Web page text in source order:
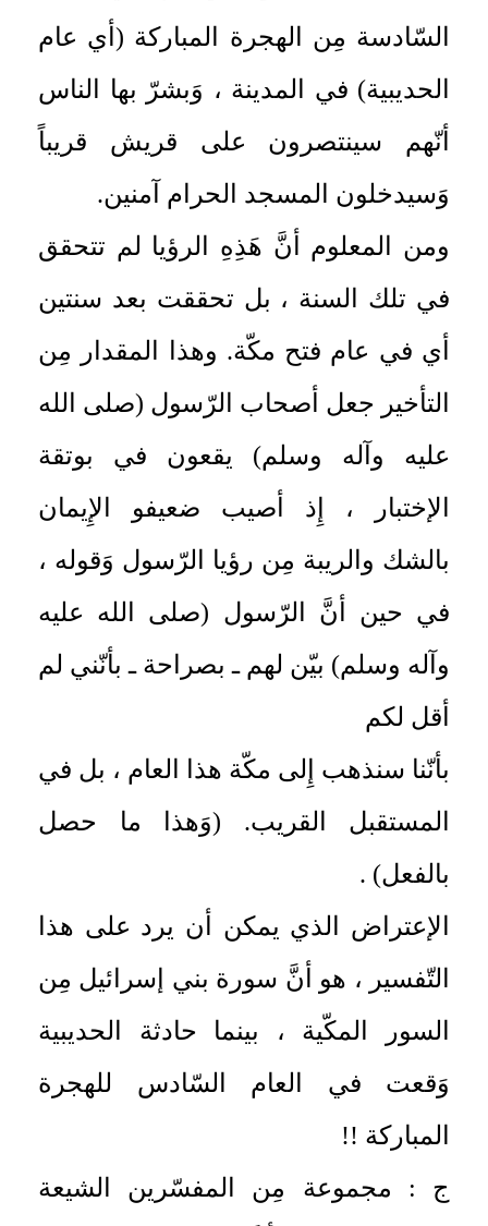
السّادسة مِن الهجرة المباركة (أي عام
الحديبية) في المدينة ، وَبشرّ بها الناس
أنّهم سينتصرون على قريش قريباً
وَسيدخلون المسجد الحرام آمنين.
ومن المعلوم أنَّ هَذِهِ الرؤيا لم تتحقق
في تلك السنة ، بل تحققت بعد سنتين
أي في عام فتح مكّة. وهذا المقدار مِن
التأخير جعل أصحاب الرّسول (صلى الله
عليه وآله وسلم) يقعون في بوتقة
الإختبار ، إِذ أصيب ضعيفو الإِيمان
بالشك والريبة مِن رؤيا الرّسول وَقوله ،
في حين أنَّ الرّسول (صلى الله عليه
وآله وسلم) بيّن لهم ـ بصراحة ـ بأنّني لم
أقل لكم
بأنّنا سنذهب إِلى مكّة هذا العام ، بل في
المستقبل القريب. (وَهذا ما حصل
بالفعل) .
الإعتراض الذي يمكن أن يرد على هذا
التّفسير ، هو أنَّ سورة بني إسرائيل مِن
السور المكّية ، بينما حادثة الحديبية
وَقعت في العام السّادس للهجرة
المباركة !!
ج : مجموعة مِن المفسّرين الشيعة